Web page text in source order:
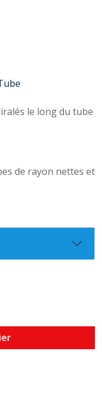
le long du tube
de rayon nettes et